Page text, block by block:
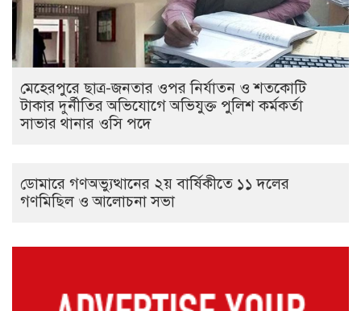
মেহেরপুরে ছাত্র-জনতার ওপর নির্যাতন ও শতকোটি
টাকার দুর্নীতির অভিযোগে অভিযুক্ত পুলিশ কর্মকর্তা
সাভার থানার ওসি পদে
ডোমারে গণঅভ্যুত্থানের ২য় বার্ষিকীতে ১১ দলের
গণমিছিল ও আলোচনা সভা